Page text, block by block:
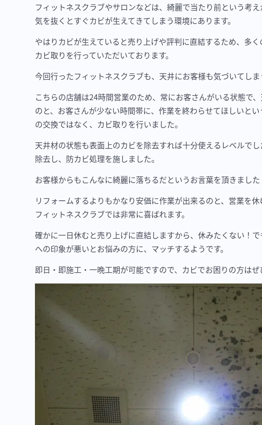
フィットネスクラブやサロンなどは、綺麗で当たり前という考
気を抜くとすぐカビが生えてきてしまう環境にあります。
やはりカビが生えていると売り上げや評判に直結するため、多
カビ取りを行っていただいております。
今回行ったフィットネスクラブも、天井にお客様も気づいてしま
こちらの店舗は24時間営業のため、常にお客さんがいる状態で
のと、お客さんが少ない時間帯に、作業を終わらせてほしいと
の交換ではなく、カビ取りを行いました。
天井材の状態も表面上のカビを除去すれば十分使えるレベルで
除去し、防カビ処理を施しました。
お客様からもこんなに綺麗に落ちるだというお言葉を頂きました
リフォームするよりもかなり安価に作業が出来るのと、営業を
フィットネスクラブでは非常に喜ばれます。
確かに一日休むと売り上げに直結しますから、休みたくない！
への印象が悪いとお悩みの方に、マッチするようです。
即日・即施工・一晩工期が可能ですので、カビでお困りの方はぜ